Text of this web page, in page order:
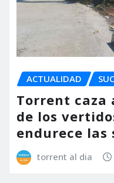
ACTUALIDAD
Torrent caza
de los
endurece las
torrent al dia